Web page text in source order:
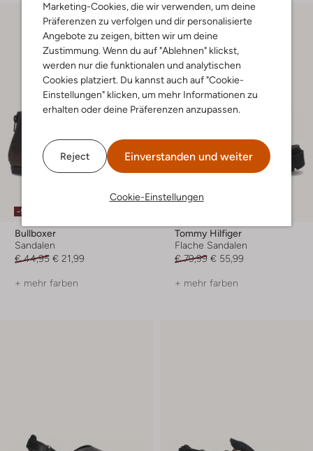
Marketing-Cookies, die wir verwenden, um deine
Präferenzen zu verfolgen und dir personalisierte
Angebote zu zeigen, bitten wir um deine
Zustimmung. Wenn du auf "Ablehnen" klickst,
werden nur die funktionalen und analytischen
Cookies platziert. Du kannst auch auf "Cookie-
Einstellungen" klicken, um mehr Informationen zu
erhalten oder deine Präferenzen anzupassen.
Reject Einverstanden und weiter
Cookie-Einstellungen
-50%
Bullboxer
Sandalen
€ 44,95 € 21,99
+ mehr farben
Tommy Hilfiger
Flache Sandalen
€ 79,99 € 55,99
+ mehr farben